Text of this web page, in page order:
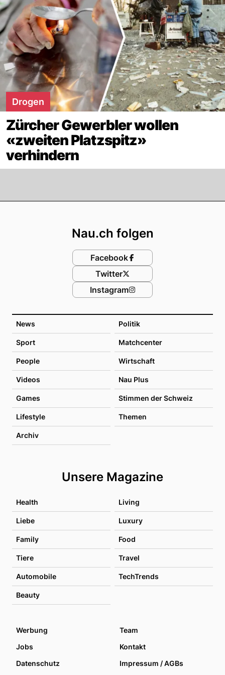
Drogen
Zürcher Gewerbler wollen
«zweiten Platzspitz»
verhindern
News Politik
Sport Matchcenter
People Wirtschaft
Videos Nau Plus
Games Stimmen der Schweiz
Lifestyle Themen
Archiv
Unsere Magazine
Health Living
Liebe Luxury
Family Food
Tiere Travel
Automobile TechTrends
Beauty
Nau.ch folgen
Facebook
Twitter
Instagram
Werbung
Team
Jobs
Kontakt
Datenschutz
Impressum / AGBs